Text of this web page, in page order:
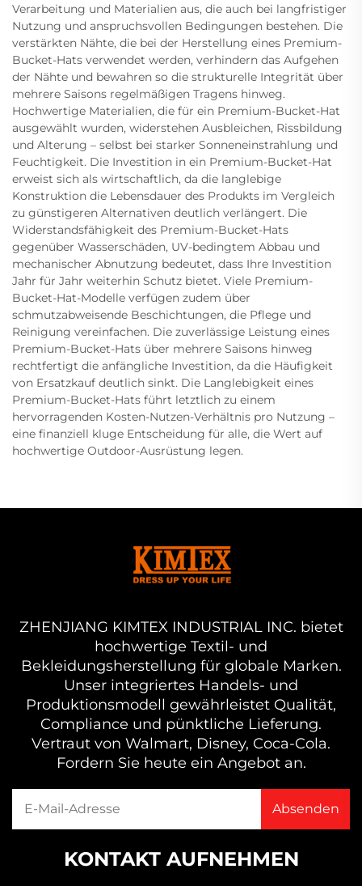
Verarbeitung und Materialien aus, die auch bei langfristiger
Nutzung und anspruchsvollen Bedingungen bestehen. Die
verstärkten Nähte, die bei der Herstellung eines Premium-
Bucket-Hats verwendet werden, verhindern das Aufgehen
der Nähte und bewahren so die strukturelle Integrität über
mehrere Saisons regelmäßigen Tragens hinweg.
Hochwertige Materialien, die für ein Premium-Bucket-Hat
ausgewählt wurden, widerstehen Ausbleichen, Rissbildung
und Alterung – selbst bei starker Sonneneinstrahlung und
Feuchtigkeit. Die Investition in ein Premium-Bucket-Hat
erweist sich als wirtschaftlich, da die langlebige
Konstruktion die Lebensdauer des Produkts im Vergleich
zu günstigeren Alternativen deutlich verlängert. Die
Widerstandsfähigkeit des Premium-Bucket-Hats
gegenüber Wasserschäden, UV-bedingtem Abbau und
mechanischer Abnutzung bedeutet, dass Ihre Investition
Jahr für Jahr weiterhin Schutz bietet. Viele Premium-
Bucket-Hat-Modelle verfügen zudem über
schmutzabweisende Beschichtungen, die Pflege und
Reinigung vereinfachen. Die zuverlässige Leistung eines
Premium-Bucket-Hats über mehrere Saisons hinweg
rechtfertigt die anfängliche Investition, da die Häufigkeit
von Ersatzkauf deutlich sinkt. Die Langlebigkeit eines
Premium-Bucket-Hats führt letztlich zu einem
hervorragenden Kosten-Nutzen-Verhältnis pro Nutzung –
eine finanziell kluge Entscheidung für alle, die Wert auf
hochwertige Outdoor-Ausrüstung legen.
ZHENJIANG KIMTEX INDUSTRIAL INC. bietet
hochwertige Textil- und
Bekleidungsherstellung für globale Marken.
Unser integriertes Handels- und
Produktionsmodell gewährleistet Qualität,
Compliance und pünktliche Lieferung.
Vertraut von Walmart, Disney, Coca-Cola.
Fordern Sie heute ein Angebot an.
KONTAKT AUFNEHMEN